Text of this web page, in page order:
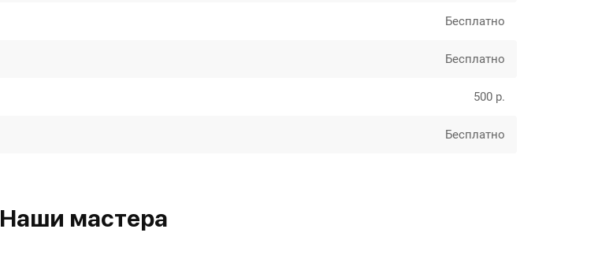
Бесплатно
Бесплатно
500 р.
Бесплатно
Наши мастера